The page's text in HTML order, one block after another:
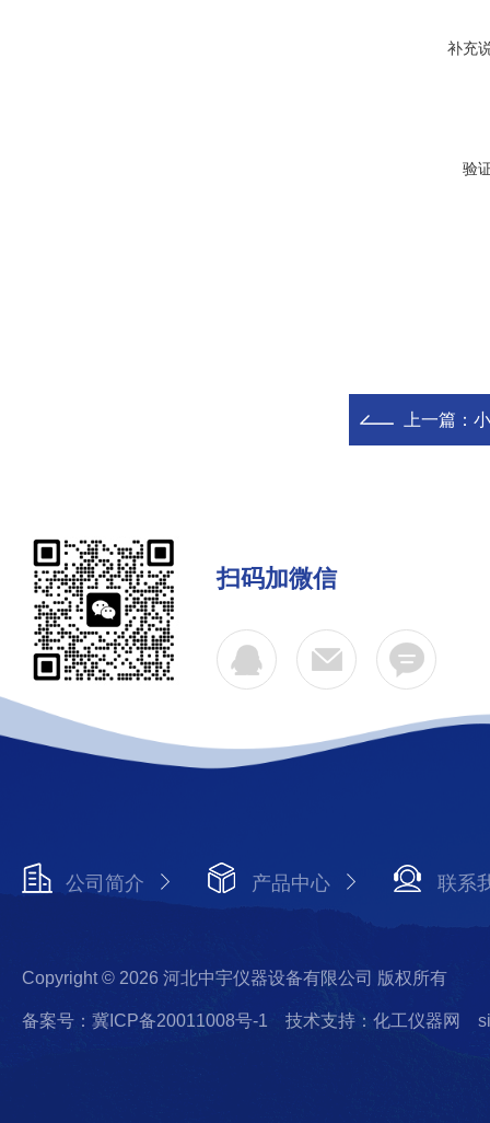
补充
验
上一篇：
扫码加微信
公司简介 产品中心 联系
Copyright © 2026 河北中宇仪器设备有限公司 版权所有
备案号：冀ICP备20011008号-1 技术支持：化工仪器网